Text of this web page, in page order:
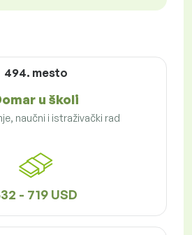
494. mesto
u školi
naučni i istraživački rad
- 719 USD